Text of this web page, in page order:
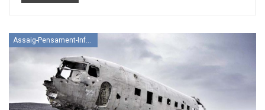
Assaig-Pensament-Informació